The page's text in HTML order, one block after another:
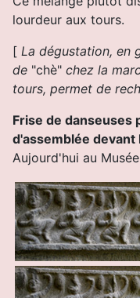
lourdeur aux tours.
[ La dégustation, en
de "chè" chez la
tours, permet de
Frise de danseuses
d'assemblée devant
Aujourd'hui au